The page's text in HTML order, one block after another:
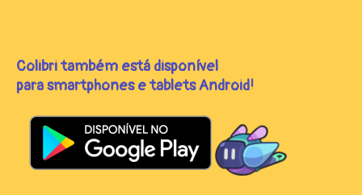
Colibri também está disponível
para smartphones e tablets Android!